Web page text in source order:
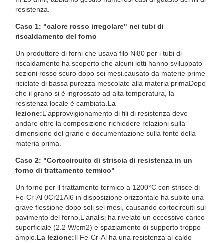
resistenza.
Caso 1: "calore rosso irregolare" nei tubi di
riscaldamento del forno
Un produttore di forni che usava filo Ni80 per i tubi di
riscaldamento ha scoperto che alcuni lotti hanno sviluppato
sezioni rosso scuro dopo sei mesi.causato da materie prime
riciclate di bassa purezza mescolate alla materia primaDopo
che il grano si è ingrossato ad alta temperatura, la
resistenza locale è cambiata.La
lezione:L'approvvigionamento di fili di resistenza deve
andare oltre la composizione richiedere relazioni sulla
dimensione del grano e documentazione sulla fonte della
materia prima.
Caso 2: "Cortocircuito di striscia di resistenza in un
forno di trattamento termico"
Un forno per il trattamento termico a 1200°C con strisce di
Fe-Cr-Al 0Cr21Al6 in disposizione orizzontale ha subito una
grave flessione dopo soli sei mesi, causando cortocircuiti sul
pavimento del forno.L'analisi ha rivelato un eccessivo carico
superficiale (2.2 W/cm2) e spaziamento di supporto troppo
ampio.La lezione:Il Fe-Cr-Al ha una resistenza al caldo